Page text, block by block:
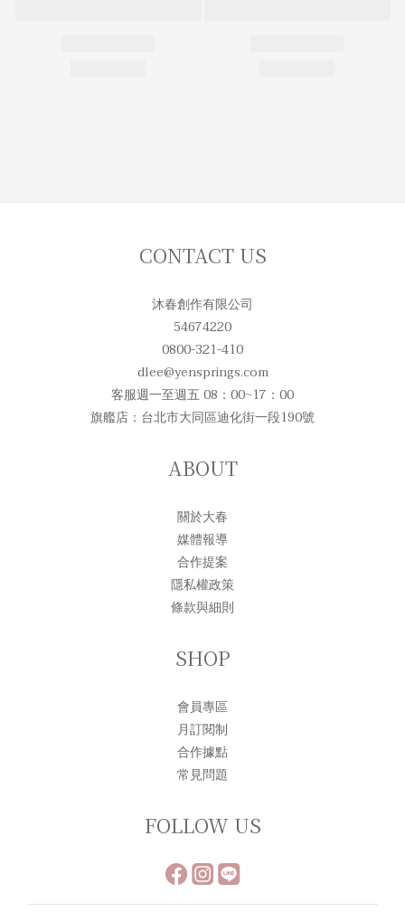
CONTACT US
沐春創作有限公司
54674220
0800-321-410
dlee@yensprings.com
客服週一至週五 08：00~17：00
旗艦店：台北市大同區迪化街一段190號
ABOUT
關於大春
媒體報導
合作提案
隱私權政策
條款與細則
SHOP
會員專區
月訂閱制
合作據點
常見問題
FOLLOW US